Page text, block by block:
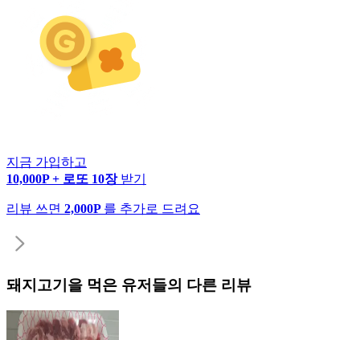
지금 가입하고
10,000P + 로또 10장 받기
리뷰 쓰면 2,000P 를 추가로 드려요
돼지고기 을 먹은 유저들의 다른 리뷰